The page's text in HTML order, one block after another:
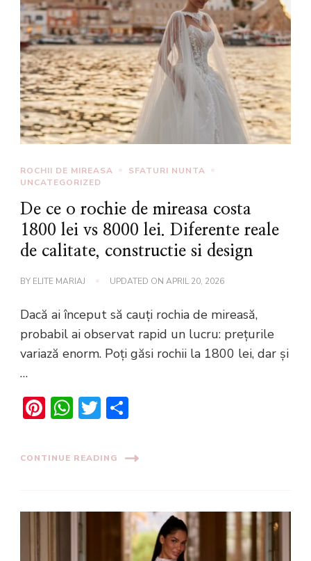
ROCHII DE MIREASA
SFATURI NUNTA
UNCATEGORIZED
De ce o rochie de mireasa costa
1800 lei vs 8000 lei. Diferente reale
de calitate, constructie si design
BY ELITE MARIAJ UPDATED ON APRIL 20, 2026
Dacă ai început să cauți rochia de mireasă,
probabil ai observat rapid un lucru: prețurile
variază enorm. Poți găsi rochii la 1800 lei, dar și
…
Pinterest
WhatsApp
Twitter
CONTINUE READING